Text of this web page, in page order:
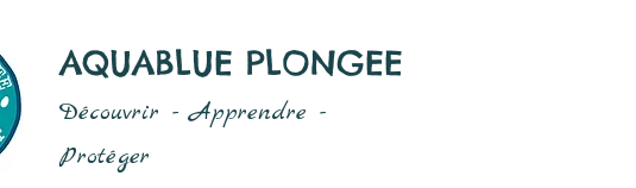
AQUABLUE PLONGEE
Découvrir - Apprendre -
Protéger